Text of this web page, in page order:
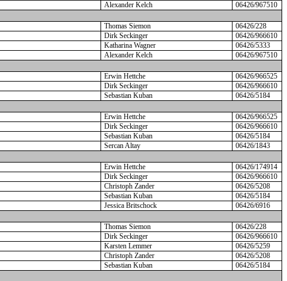
Alexander Kelch 06426/967510
Thomas Siemon
06426/228
Dirk Seckinger
06426/966610
Katharina Wagner
06426/5333
Alexander Kelch 06426/967510
Erwin Hettche
06426/966525
Dirk Seckinger
06426/966610
Sebastian Kuban 06426/5184
Erwin Hettche
06426/966525
Dirk Seckinger
06426/966610
Sebastian Kuban
06426/5184
Sercan Altay 06426/1843
Erwin Hettche
06426/174914
Dirk Seckinger
06426/966610
Christoph Zander
06426/5208
Sebastian Kuban
06426/5184
Jessica Britschock 06426/6916
Thomas Siemon
06426/228
Dirk Seckinger
06426/966610
Karsten Lemmer
06426/5259
Christoph Zander
06426/5208
Sebastian Kuban 06426/5184